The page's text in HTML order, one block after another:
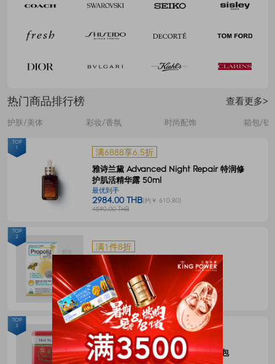
热门商品排行榜 查看更多>
护肤/美体 彩妆/香氛 时尚配饰 箱包/钱
满6888享6.5折
雅诗兰黛 Advanced Night Repair 特润修
护肌活精华露 50ml
最优到手
2984.00 THB(约￥ 610.80)
4590.00 THB
TOP
1
满1件8折
Propoliz 蜂胶口腔喷剂 15毫升
最优到手
120.00 THB(约￥ 24.57)
150.00 THB
TOP
2
满1件8折
CHATRAMUE泰国手标红茶包4g*50包
TOP
3